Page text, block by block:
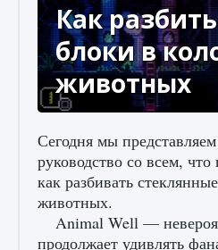
Как
блоки в
животных
Сегодня мы
руководство со всем,
как разбивать
животных.
Animal Well —
продолжает удивлять